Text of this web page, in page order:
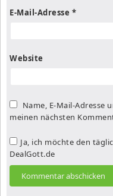
E-Mail-Adresse *
Website
Name, E-Mail-Adresse
meinen nächsten
Ja, ich möchte den
DealGott.de